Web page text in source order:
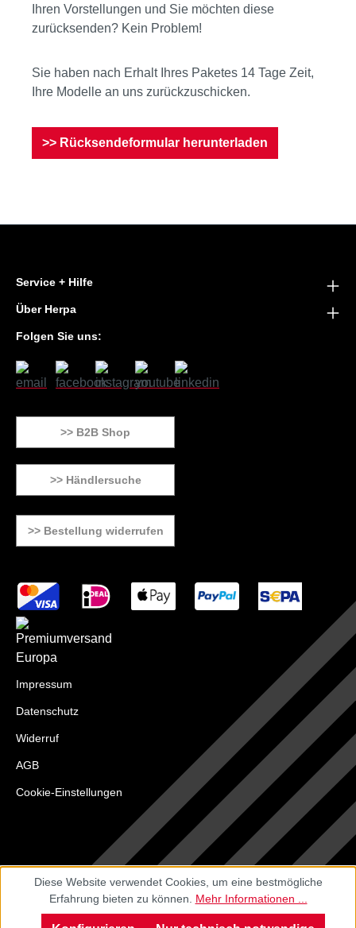
Ihren Vorstellungen und Sie möchten diese
zurücksenden? Kein Problem!
Sie haben nach Erhalt Ihres Paketes 14 Tage Zeit,
Ihre Modelle an uns zurückzuschicken.
>> Rücksendeformular herunterladen
Service + Hilfe
Über Herpa
Folgen Sie uns:
>> B2B Shop
>> Händlersuche
>> Bestellung widerrufen
Impressum
Datenschutz
Widerruf
AGB
Cookie-Einstellungen
Diese Website verwendet Cookies, um eine bestmögliche
Erfahrung bieten zu können. Mehr Informationen ...